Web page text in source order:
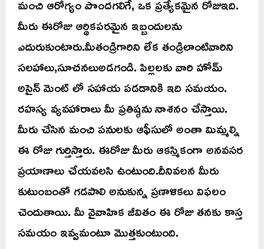
మీరు ఈరోజు ఆర్థికపరమైన ఇబ్బందులను
ఎదురుకుంటారు.మీతండ్రిగారిని లేక తండ్రిలాంటివారిని
సలహాలు,సూచనలుఅడగండి. పిల్లలకు వారి హోమ్
అసైన్ మెంట్ లో సహాయ పడడానికి ఇది సమయం.
రహస్య వ్యవహారాలు మీ ప్రతిష్ఠను నాశనం చేస్తాయి.
మీరు చేసిన మంచి పనులకు ఆఫీసులో అంతా మిమ్మల్ని
ఈ రోజు గుర్తిస్తారు. ఈరోజు మీరు ఆకస్మికంగా అనవసర
ప్రయాణాలు చేయవలసి ఉంటుంది.దీనివలన మీరు
కుటుంబంతో గడపాలి అనుకున్న ప్రణాళికలు విఫలం
చెందుతాయి. మీ వైవాహిక జీవితం ఈ రోజు తనకు కాస్త
సమయం ఇవ్వమంటూ మొత్తకుంటుంది.